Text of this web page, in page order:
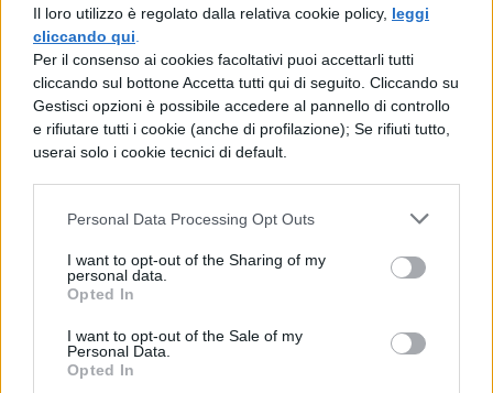
Il loro utilizzo è regolato dalla relativa cookie policy, leggi
cliccando qui
Per il consenso ai cookies facoltativi puoi accettarli tutti
cliccando sul bottone Accetta tutti qui di seguito. Cliccando su
Gestisci opzioni è possibile accedere al pannello di controllo
e rifiutare tutti i cookie (anche di profilazione); Se rifiuti tutto,
userai solo i cookie tecnici di default.
Personal Data Processing Opt Outs
I want to opt-out of the Sharing of my
personal data.
Opted In
I want to opt-out of the Sale of my
Personal Data.
Opted In
anche a riconoscere eventuali offerte false di
lavoro. Purtroppo, sia sui social che nella vita
reale, si possono trovare dei furbetti che
dietro ad uno schermo, in particolar modo,
possono riuscire più nell’intento di prendere
in giro le persone. Esistono, tuttavia, dei
campanelli d’allarme che vi fanno capire che
si tratti di un’offerta lavorativa falsa e sono:
soldi in cambio di un lavoro, state pur
certi che si tratta di una truffa;